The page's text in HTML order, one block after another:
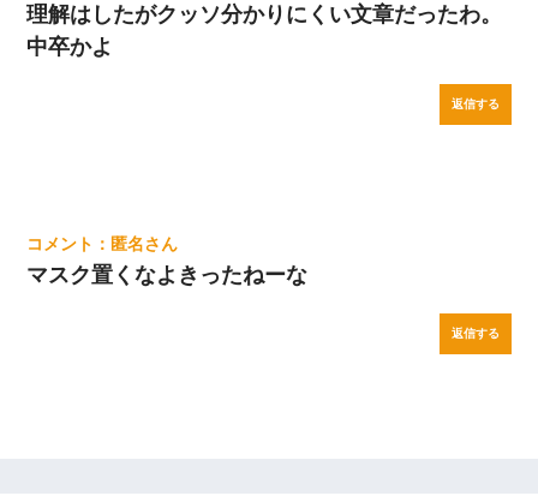
理解はしたがクッソ分かりにくい文章だったわ。
中卒かよ
返信する
匿名
マスク置くなよきったねーな
返信する